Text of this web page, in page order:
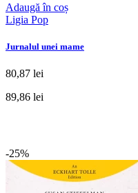
Adaugă în coș
Ligia Pop
Jurnalul unei mame
80,87 lei
89,86 lei
-25%